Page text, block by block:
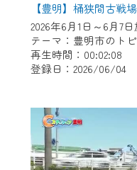
【豊明】桶狭間古戦
2026年6月1日～6月7
テーマ：豊明市のト
再生時間：00:02:08
登録日：2026/06/04